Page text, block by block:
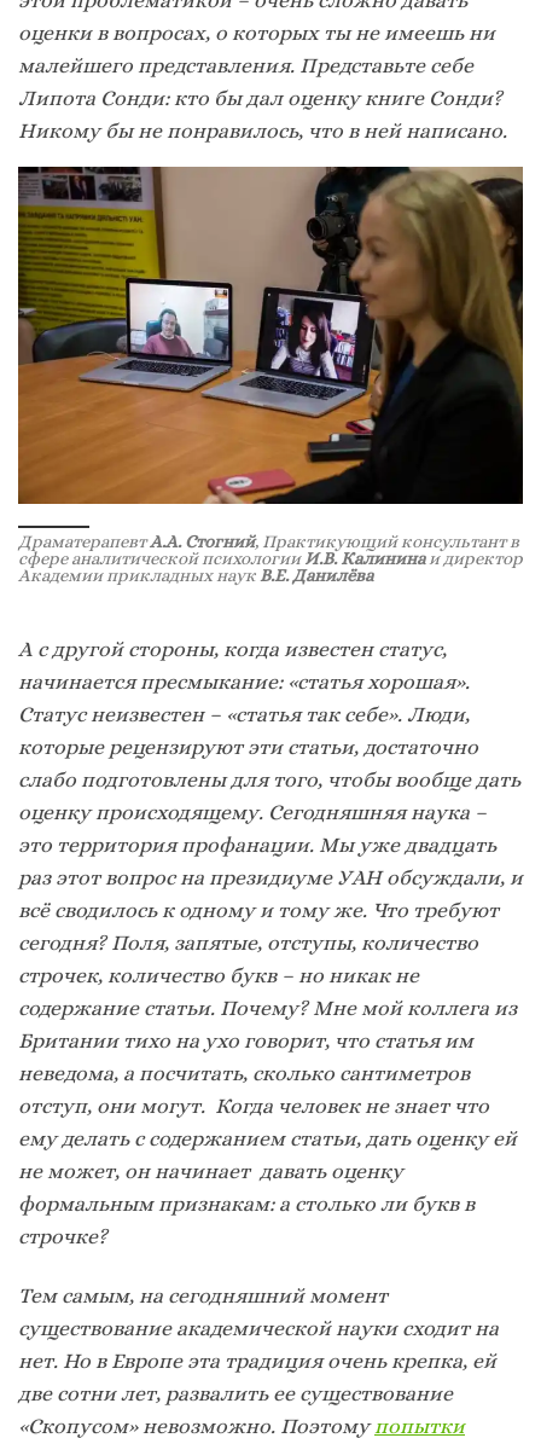
оценки в вопросах, о которых ты не имеешь ни
малейшего представления. Представьте себе
Липота Сонди: кто бы дал оценку книге Сонди?
Никому бы не понравилось, что в ней написано.
ДраматерапевтА.А. Стогний, Практикующий консультант в
сфере аналитической психологииИ.В. Калининаи директор
Академии прикладных наукВ.Е. Данилёва
А с другой стороны, когда известен статус,
начинается пресмыкание: «статья хорошая».
Статус неизвестен – «статья так себе». Люди,
которые рецензируют эти статьи, достаточно
слабо подготовлены для того, чтобы вообще дать
оценку происходящему. Сегодняшняя наука –
это территория профанации. Мы уже двадцать
раз этот вопрос на президиуме УАН обсуждали, и
всё сводилось к одному и тому же. Что требуют
сегодня? Поля, запятые, отступы, количество
строчек, количество букв – но никак не
содержание статьи. Почему? Мне мой коллега из
Британии тихо на ухо говорит, что статья им
неведома, а посчитать, сколько сантиметров
отступ, они могут. Когда человек не знает что
ему делать с содержанием статьи, дать оценку ей
не может, он начинает давать оценку
формальным признакам: а столько ли букв в
строчке?
Тем самым, на сегодняшний момент
существование академической науки сходит на
нет. Но в Европе эта традиция очень крепка, ей
две сотни лет, развалить ее существование
«Скопусом» невозможно. Поэтому попытки